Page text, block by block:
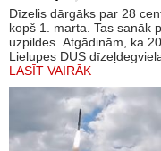
Dīzelis dārgāks par 28
kopš 1. marta. Tas sanāk
uzpildes. Atgādinām, ka
Lielupes DUS
LASĪT VAIRĀK